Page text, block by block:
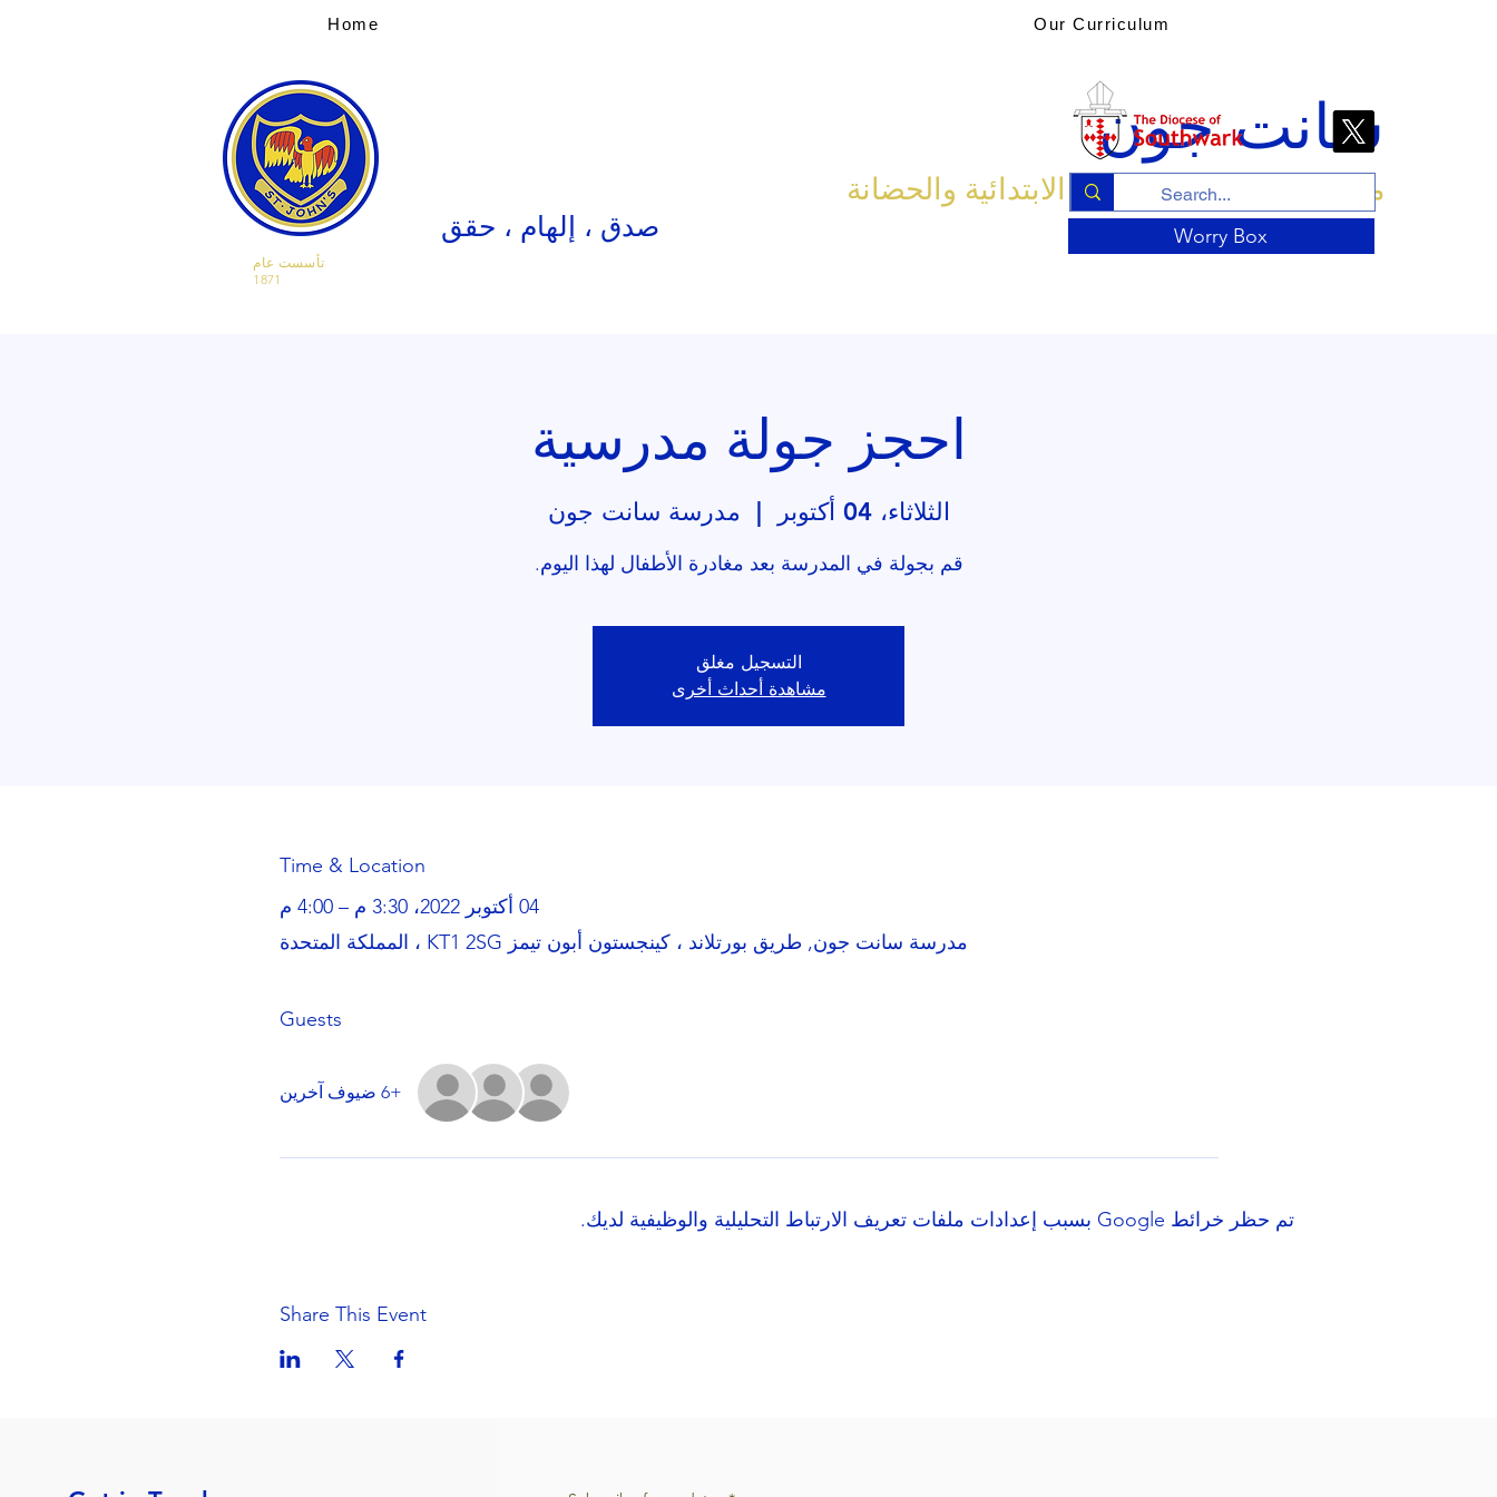
تأسست عام
1871
سانت جون
مدرسة الكنيسة الإنجليزية الابتدائية والحضانة
صدق ، إلهام ، حقق Worry Box
Home Our Curriculum
احجز جولة مدرسية
الثلاثاء، 04 أكتوبر مدرسة سانت جون
قم بجولة في المدرسة بعد مغادرة الأطفال لهذا اليوم.
التسجيل مغلق
مشاهدة أحداث أخرى
Time & Location
04 أكتوبر 2022، 3:30 م – 4:00 م
مدرسة سانت جون, طريق بورتلاند ، كينجستون أبون تيمز KT1 2SG ، المملكة المتحدة
Guests
+6 ضيوف آخرين
تم حظر خرائط Google بسبب إعدادات ملفات تعريف الارتباط التحليلية والوظيفية لديك.
Share This Event